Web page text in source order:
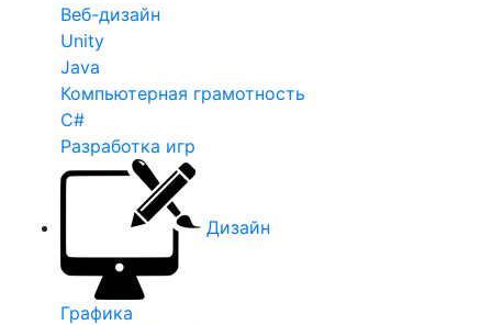
Веб-дизайн
Unity
Java
Компьютерная грамотность
C#
Разработка игр
Дизайн
Графика